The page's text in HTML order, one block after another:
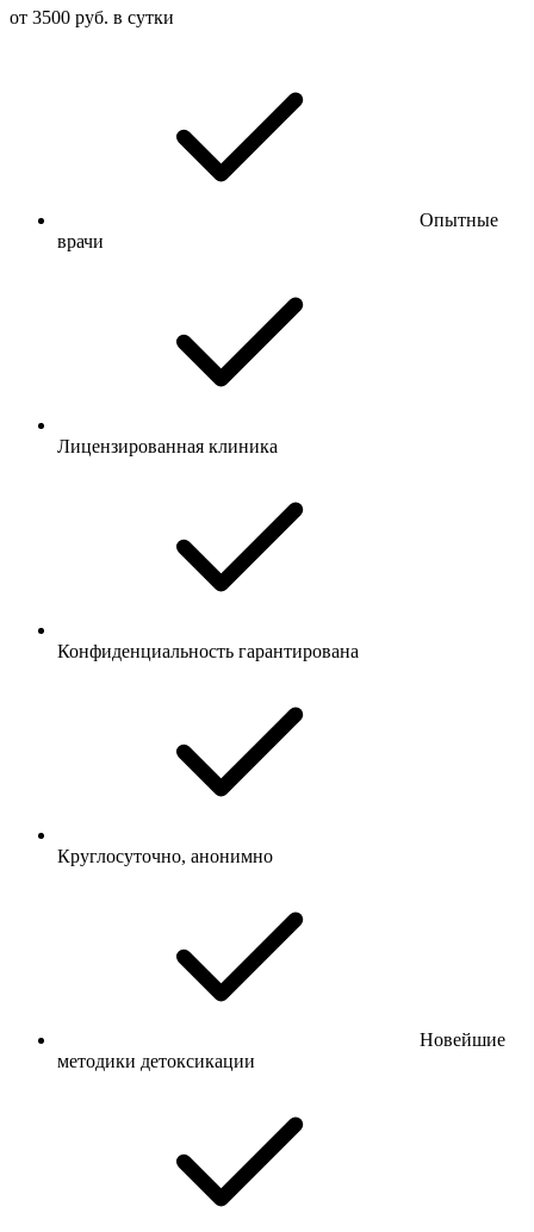
от 3500 руб. в сутки
Опытные
врачи
Лицензированная клиника
Конфиденциальность гарантирована
Круглосуточно, анонимно
Новейшие
методики детоксикации